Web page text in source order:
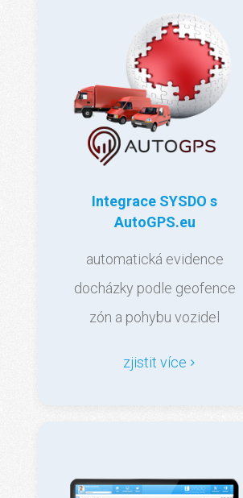
Integrace SYSDO s
AutoGPS.eu
automatická evidence
docházky podle geofence
zón a pohybu vozidel
zjistit více